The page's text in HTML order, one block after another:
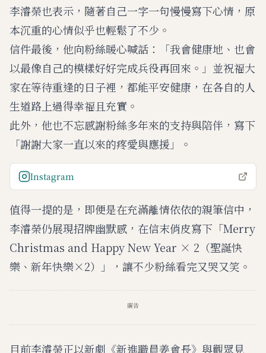
李濬榮也表示，隨著自己一字一句慢慢寫下心情，原
本沉重的心情似乎也輕鬆了不少。
信件最後，他向粉絲暖心喊話：「我會健康地、也會
以最像自己的模樣好好完成兵役再回來。」並祝福大
家在等待重逢的日子裡，都能平安健康，在各自的人
生道路上過得幸福且充實。
此外，他也不忘感謝粉絲多年來的支持與陪伴，寫下
「謝謝大家一直以來的疼愛與應援」。
Instagram
值得一提的是，即便是在充滿離情依依的親筆信中，
李濬榮仍展現招牌幽默感，在信末俏皮寫下「Merry
Christmas and Happy New Year × 2（聖誕快
樂、新年快樂×2）」，讓不少粉絲看完又哭又笑。
廣告
目前李濬榮正以新劇《新進職員姜會長》與觀眾見